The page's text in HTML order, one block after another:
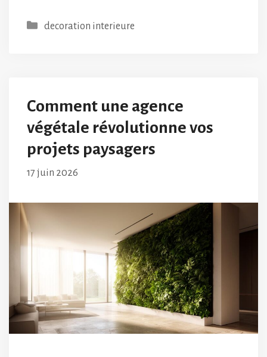
Catégories
decoration interieure
Comment une agence
végétale révolutionne vos
projets paysagers
17 juin 2026